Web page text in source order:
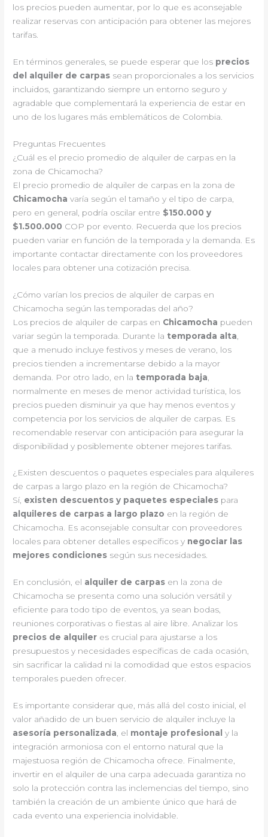
los precios pueden aumentar, por lo que es aconsejable
realizar reservas con anticipación para obtener las mejores
tarifas.
En términos generales, se puede esperar que los precios
del alquiler de carpas sean proporcionales a los servicios
incluidos, garantizando siempre un entorno seguro y
agradable que complementará la experiencia de estar en
uno de los lugares más emblemáticos de Colombia.
Preguntas Frecuentes
¿Cuál es el precio promedio de alquiler de carpas en la
zona de Chicamocha?
El precio promedio de alquiler de carpas en la zona de
Chicamocha varía según el tamaño y el tipo de carpa,
pero en general, podría oscilar entre $150.000 y
$1.500.000 COP por evento. Recuerda que los precios
pueden variar en función de la temporada y la demanda. Es
importante contactar directamente con los proveedores
locales para obtener una cotización precisa.
¿Cómo varían los precios de alquiler de carpas en
Chicamocha según las temporadas del año?
Los precios de alquiler de carpas en Chicamocha pueden
variar según la temporada. Durante la temporada alta
que a menudo incluye festivos y meses de verano, los
precios tienden a incrementarse debido a la mayor
demanda. Por otro lado, en la temporada baja
normalmente en meses de menor actividad turística, los
precios pueden disminuir ya que hay menos eventos y
competencia por los servicios de alquiler de carpas. Es
recomendable reservar con anticipación para asegurar la
disponibilidad y posiblemente obtener mejores tarifas.
¿Existen descuentos o paquetes especiales para alquileres
de carpas a largo plazo en la región de Chicamocha?
Sí, existen descuentos y paquetes especiales para
alquileres de carpas a largo plazo en la región de
Chicamocha. Es aconsejable consultar con proveedores
locales para obtener detalles específicos y negociar las
mejores condiciones según sus necesidades.
En conclusión, el alquiler de carpas en la zona de
Chicamocha se presenta como una solución versátil y
eficiente para todo tipo de eventos, ya sean bodas,
reuniones corporativas o fiestas al aire libre. Analizar los
precios de alquiler es crucial para ajustarse a los
presupuestos y necesidades específicas de cada ocasión,
sin sacrificar la calidad ni la comodidad que estos espacios
temporales pueden ofrecer.
Es importante considerar que, más allá del costo inicial, el
valor añadido de un buen servicio de alquiler incluye la
asesoría personalizada , el montaje profesional y la
integración armoniosa con el entorno natural que la
majestuosa región de Chicamocha ofrece. Finalmente,
invertir en el alquiler de una carpa adecuada garantiza no
solo la protección contra las inclemencias del tiempo, sino
también la creación de un ambiente único que hará de
cada evento una experiencia inolvidable.